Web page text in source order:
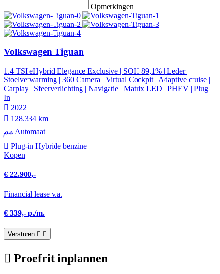
Opmerkingen
Volkswagen Tiguan
1.4 TSI eHybrid Elegance Exclusive | SOH 89,1% | Leder |
Stoelverwarming | 360 Camera | Virtual Cockpit | Adaptive cruise |
Carplay | Sfeerverlichting | Navigatie | Matrix LED | PHEV | Plug
In
2022
128.334 km
Automaat
Plug-in Hybride benzine
Kopen
€ 22.900,-
Financial lease v.a.
€ 339,- p./m.
Versturen
Proefrit inplannen